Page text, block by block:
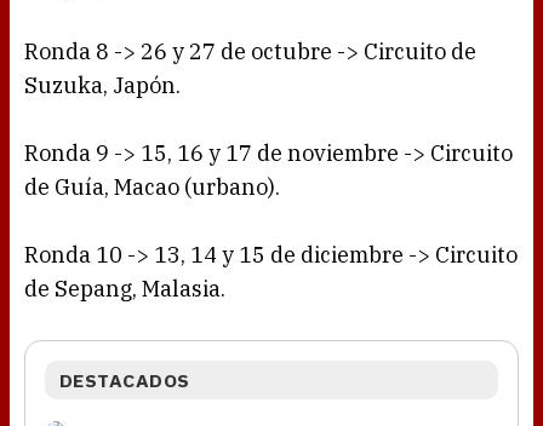
Ronda 8 -> 26 y 27 de octubre -> Circuito de
Suzuka, Japón.
Ronda 9 -> 15, 16 y 17 de noviembre -> Circuito
de Guía, Macao (urbano).
Ronda 10 -> 13, 14 y 15 de diciembre -> Circuito
de Sepang, Malasia.
DESTACADOS